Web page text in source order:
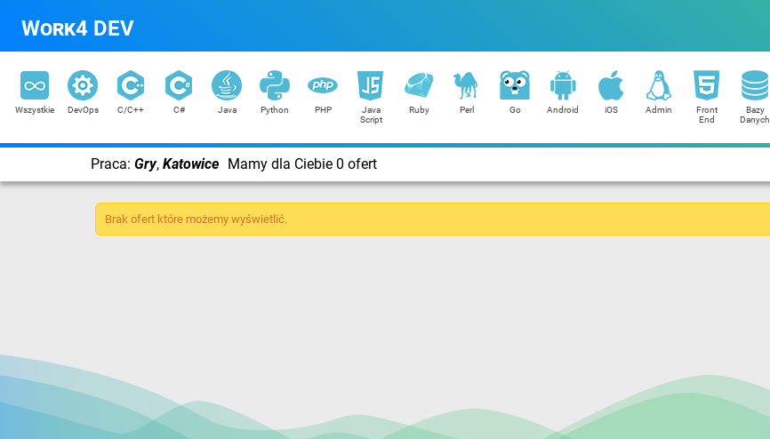
Work4 DEV
Wszystkie DevOps C/C++ C# Java Python PHP
Java
Script
Ruby Perl Go Android iOS Admin
Front
End
Bazy
Danych
Praca: Gry, Katowice Mamy dla Ciebie 0 ofert
Brak ofert które możemy wyświetlić.